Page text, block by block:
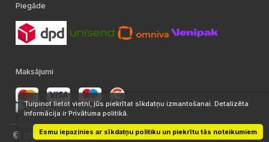
Piegāde
Maksājumi
© copyright 2025
Turpinot lietot vietni, jūs piekrītat sīkdatņu izmantošanai. Detalizēta
informācija ir Privātuma politikā.
Esmu iepazinies ar sīkdatņu politiku un piekrītu tās noteikumiem